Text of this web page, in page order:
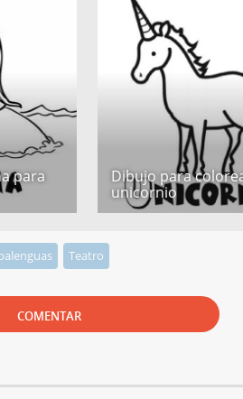
para
Dibujo para
unicornio
Teatro
COMENTAR